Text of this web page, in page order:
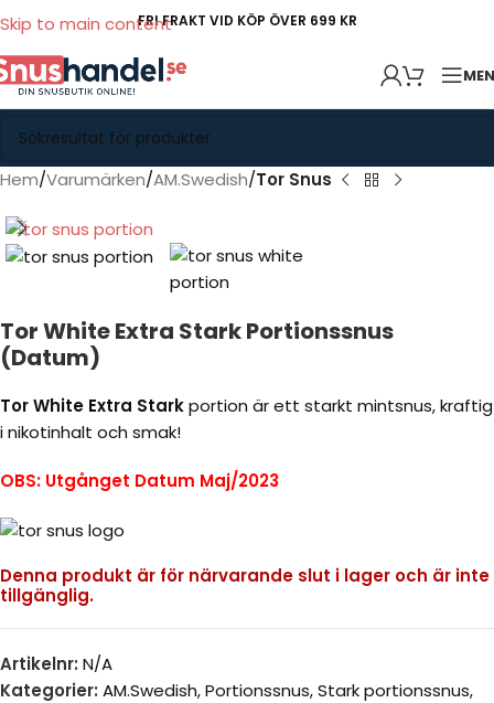
Skip to main contentFRI FRAKT VID KÖP ÖVER 699 KR
Hem Varumärken AM.Swedish Tor Snus
Tor White Extra Stark Portionssnus
(Datum)
Tor White Extra Starkportion är ett starkt mintsnus, kraftig
i nikotinhalt och smak!
OBS: Utgånget Datum Maj/2023
Denna produkt är för närvarande slut i lager och är inte
tillgänglig.
Artikelnr: N/A
Kategorier: AM.Swedish,Portionssnus,Stark portionssnus,